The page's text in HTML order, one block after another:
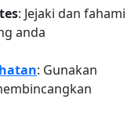
: Jejaki dan fahami
anda
: Gunakan